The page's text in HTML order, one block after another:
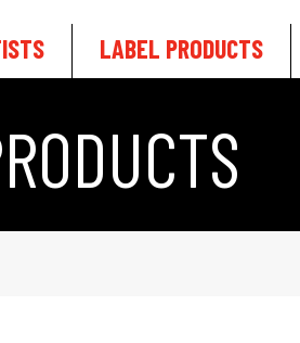
LABEL PRODUCTS